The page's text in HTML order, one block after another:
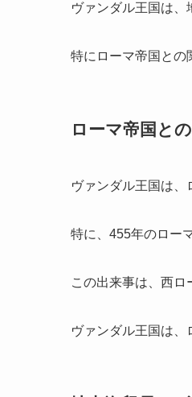
ヴァンダル王国は、
特にローマ帝国との
ローマ帝国と
ヴァンダル王国は、
特に、455年のロー
この出来事は、西ロ
ヴァンダル王国は、